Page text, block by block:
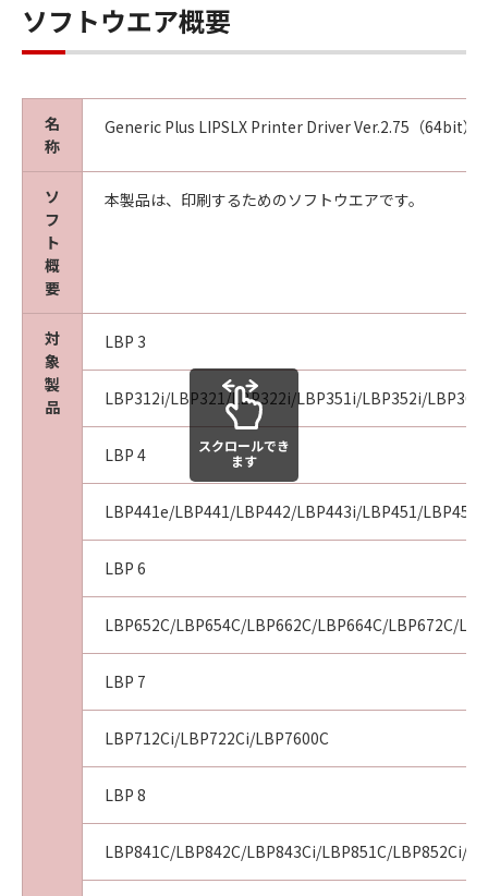
ソフトウエア概要
名
称
Generic Plus LIPSLX Printer Driver Ver.2.75（64bit）
ソ
フ
ト
概
要
本製品は、印刷するためのソフトウエアです。
対
象
製
品
LBP 3
LBP312i/LBP321/LBP322i/LBP351i/LBP352i/
LBP 4
LBP441e/LBP441/LBP442/LBP443i/LBP451/
LBP 6
LBP652C/LBP654C/LBP662C/LBP664C/LBP672C/
LBP 7
LBP712Ci/LBP722Ci/LBP7600C
LBP 8
LBP841C/LBP842C/LBP843Ci/LBP851C/LBP852Ci/
スクロールでき
ます